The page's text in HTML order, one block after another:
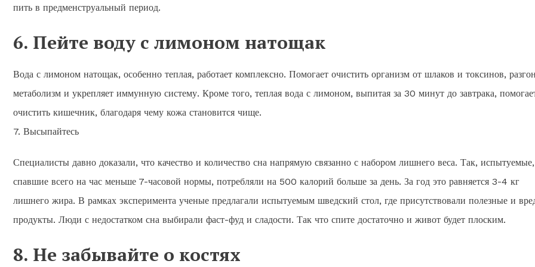
пить в предменструальный период.
6. Пейте воду с лимоном натощак
Вода с лимоном натощак, особенно теплая, работает комплексно. Помогает очистить организм от шлаков и токсинов,
метаболизм и укрепляет иммунную систему. Кроме того, теплая вода с лимоном, выпитая за 30 минут до завтрака,
очистить кишечник, благодаря чему кожа становится чище.
7. Высыпайтесь
Специалисты давно доказали, что качество и количество сна напрямую связанно с набором лишнего веса. Так, испытуемые,
спавшие всего на час меньше 7-часовой нормы, потребляли на 500 калорий больше за день. За год это равняется 3-4 кг
лишнего жира. В рамках эксперимента ученые предлагали испытуемым шведский стол, где присутствовали полезные и
продукты. Люди с недостатком сна выбирали фаст-фуд и сладости. Так что спите достаточно и живот будет плоским.
8. Не забывайте о костях